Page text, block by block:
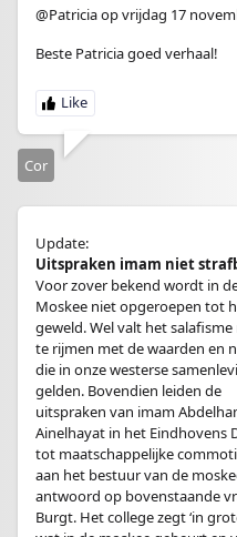
@Patricia op vrijdag 17
Beste Patricia goed verhaal!
Cor
Update:
Uitspraken imam niet
Voor zover bekend wordt in
Moskee niet opgeroepen tot
geweld. Wel valt het
te rijmen met de waarden en
die in onze westerse
gelden. Bovendien leiden de
uitspraken van imam
Ainelhayat in het Eindhovens
tot maatschappelijke
aan het bestuur van de
antwoord op bovenstaande
Burgt. Het college zegt ‘in